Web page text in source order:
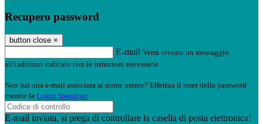
Recupero password
button close ×
E-mail Verrà inviato un messaggio
all'indirizzo indicato con le istruzioni necessarie.
Non hai una e-mail associata al nome utente? Effettua il reset della password
tramite la Login Spaggiari
E-mail inviata, si prega di controllare la casella di posta elettronica!